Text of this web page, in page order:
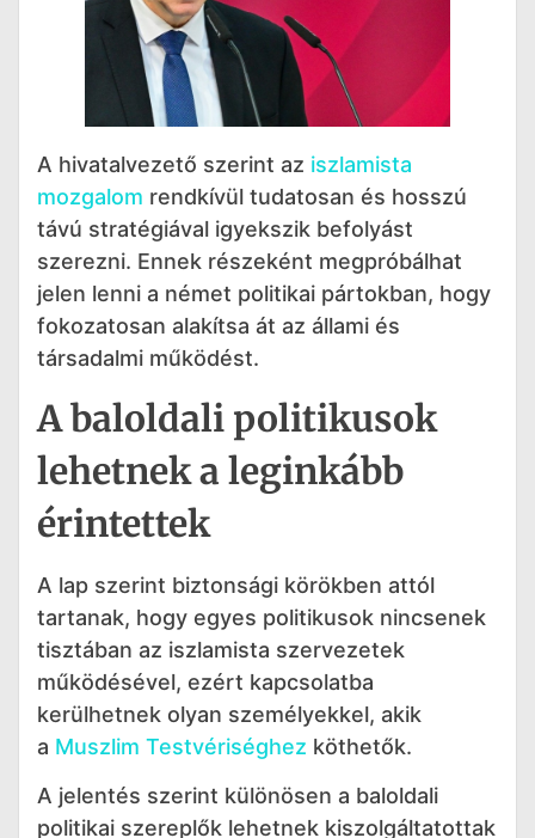
A hivatalvezető szerint az iszlamista
mozgalom rendkívül tudatosan és hosszú
távú stratégiával igyekszik befolyást
szerezni. Ennek részeként megpróbálhat
jelen lenni a német politikai pártokban, hogy
fokozatosan alakítsa át az állami és
társadalmi működést.
A baloldali politikusok
lehetnek a leginkább
érintettek
A lap szerint biztonsági körökben attól
tartanak, hogy egyes politikusok nincsenek
tisztában az iszlamista szervezetek
működésével, ezért kapcsolatba
kerülhetnek olyan személyekkel, akik
a Muszlim Testvériséghez köthetők.
A jelentés szerint különösen a baloldali
politikai szereplők lehetnek kiszolgáltatottak